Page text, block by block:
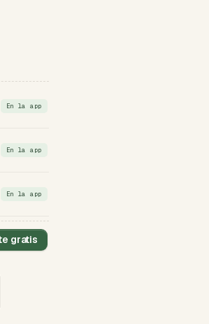
En la app
En la app
En la app
gratis